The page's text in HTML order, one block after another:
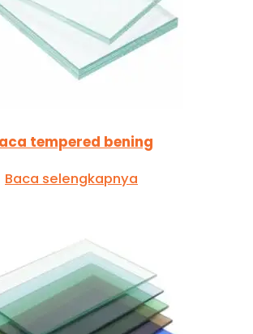
tempered bening
Baca selengkapnya